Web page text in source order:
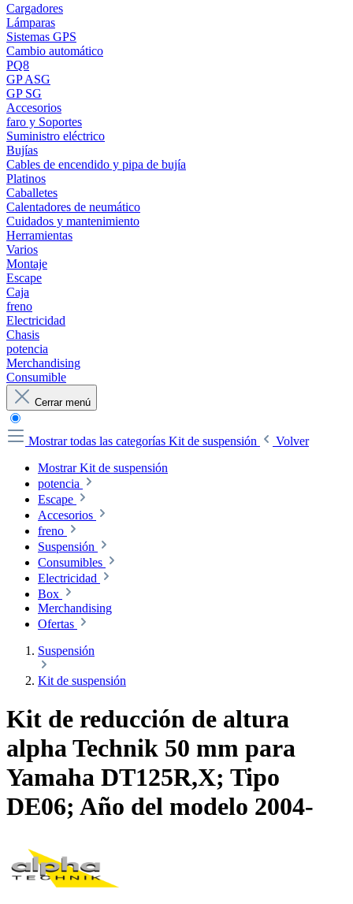
Cargadores
Lámparas
Sistemas GPS
Cambio automático
PQ8
GP ASG
GP SG
Accesorios
faro y Soportes
Suministro eléctrico
Bujías
Cables de encendido y pipa de bujía
Platinos
Caballetes
Calentadores de neumático
Cuidados y mantenimiento
Herramientas
Varios
Montaje
Escape
Caja
freno
Electricidad
Chasis
potencia
Merchandising
Consumible
Cerrar menú
Mostrar todas las categorías Kit de suspensión
Volver
Mostrar Kit de suspensión
potencia
Escape
Accesorios
freno
Suspensión
Consumibles
Electricidad
Box
Merchandising
Ofertas
Suspensión
Kit de suspensión
Kit de reducción de altura
alpha Technik 50 mm para
Yamaha DT125R,X; Tipo
DE06; Año del modelo 2004-